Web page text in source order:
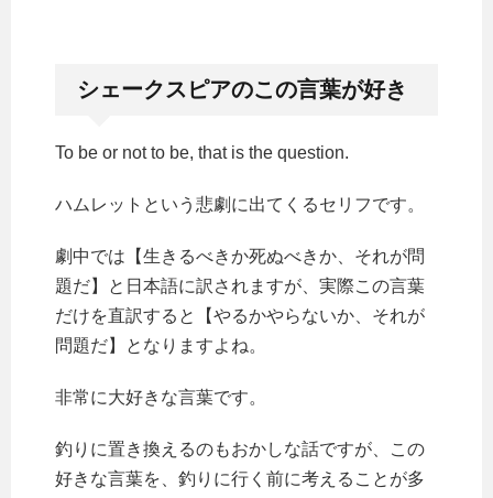
シェークスピアのこの言葉が好き
To be or not to be, that is the question.
ハムレットという悲劇に出てくるセリフです。
劇中では【生きるべきか死ぬべきか、それが問
題だ】と日本語に訳されますが、実際この言葉
だけを直訳すると【やるかやらないか、それが
問題だ】となりますよね。
非常に大好きな言葉です。
釣りに置き換えるのもおかしな話ですが、この
好きな言葉を、釣りに行く前に考えることが多